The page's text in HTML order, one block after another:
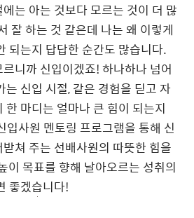
는 아는 것보다 모르는 것이 더 많
잘 하는 것 같은데 나는 왜 이렇게
되는지 답답한 순간도 많습니다.
니까 신입이겠죠! 하나하나 넘어
는 신입 시절, 같은 경험을 딛고 자
한 마디는 얼마나 큰 힘이 되는지
입사원 멘토링 프로그램을 통해 신
쳐 주는 선배사원의 따뜻한 힘을
이 목표를 향해 날아오르는 성취의
좋겠습니다!